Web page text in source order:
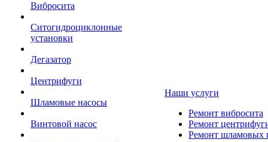
Вибросита
Ситогидроциклонные
установки
Дегазатор
Центрифуги
Шламовые насосы
Винтовой насос
Наши услуги
Ремонт вибросита
Ремонт
Ремонт шламовых